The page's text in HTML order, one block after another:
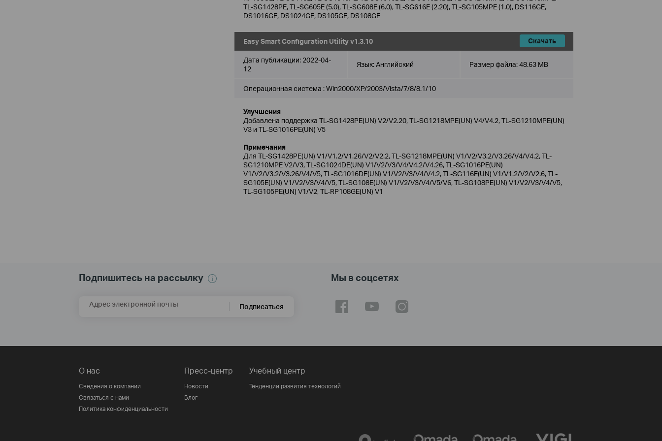
TL-SG1428PE, TL-SG605E (5.0), TL-SG608E (6.0), TL-SG616E (2.20), TL-SG105MPE (1.0), DS116GE,
DS1016GE, DS1024GE, DS105GE, DS108GE
Easy Smart Configuration Utility v1.3.10 Скачать
Дата публикации: 2022-04-
12
Язык:Английский Размер файла:48.63 MB
Операционная система : Win2000/XP/2003/Vista/7/8/8.1/10
Улучшения
Добавлена поддержка TL-SG1428PE(UN) V2/V2.20, TL-SG1218MPE(UN) V4/V4.2, TL-SG1210MPE(UN)
V3 и TL-SG1016PE(UN) V5
Примечания
Для TL-SG1428PE(UN) V1/V1.2/V1.26/V2/V2.2, TL-SG1218MPE(UN) V1/V2/V3.2/V3.26/V4/V4.2, TL-
SG1210MPE V2/V3, TL-SG1024DE(UN) V1/V2/V3/V4/V4.2/V4.26, TL-SG1016PE(UN)
V1/V2/V3.2/V3.26/V4/V5, TL-SG1016DE(UN) V1/V2/V3/V4/V4.2, TL-SG116E(UN) V1/V1.2/V2/V2.6, TL-
SG105E(UN) V1/V2/V3/V4/V5, TL-SG108E(UN) V1/V2/V3/V4/V5/V6, TL-SG108PE(UN) V1/V2/V3/V4/V5,
TL-SG105PE(UN) V1/V2, TL-RP108GE(UN) V1
Подпишитесь на рассылку
Адрес электронной почты Подписаться
Мы в соцсетях
О нас
Сведения о компании
Связаться с нами
Политика конфиденциальности
Пресс-центр
Новости
Блог
Учебный центр
Тенденции развития технологий